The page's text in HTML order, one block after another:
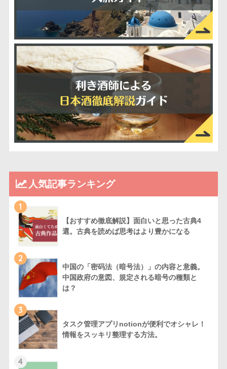
人気記事ランキング
1
【おすすめ徹底解説】面白いと思った古典4
選。古典を読めば思考はより豊かになる
2
中国の「密码法（暗号法）」の内容と意義。
中国政府の意図、規定される暗号の種類と
は？
3
タスク管理アプリnotionが便利でオシャレ！
情報をスッキリ整理する方法。
4